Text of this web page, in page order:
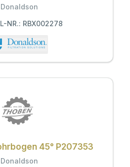
Donaldson
NR.: RBX002278
45° P207353
Donaldson